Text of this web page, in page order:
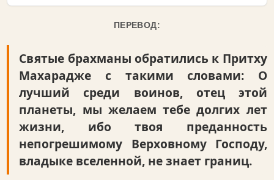
ПЕРЕВОД:
Святые брахманы обратились к Притху
Махарадже с такими словами: О
лучший среди воинов, отец этой
планеты, мы желаем тебе долгих лет
жизни, ибо твоя преданность
непогрешимому Верховному Господу,
владыке вселенной, не знает границ.